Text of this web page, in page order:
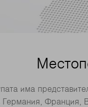
има
Германия,